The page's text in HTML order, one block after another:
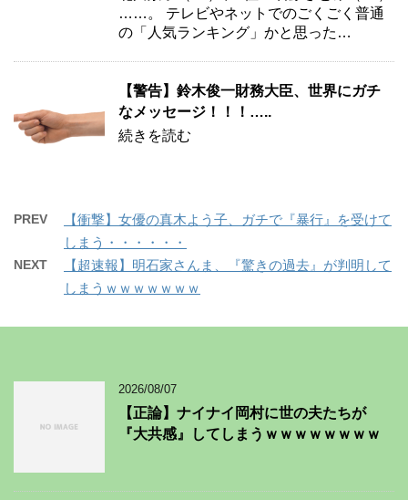
……。 テレビやネットでのごくごく普通
の「人気ランキング」かと思った…
【警告】鈴木俊一財務大臣、世界にガチ
なメッセージ！！！…..
続きを読む
PREV
【衝撃】女優の真木よう子、ガチで『暴行』を受けて
しまう・・・・・・
NEXT
【超速報】明石家さんま、『驚きの過去』が判明して
しまうｗｗｗｗｗｗｗ
2026/08/07
【正論】ナイナイ岡村に世の夫たちが
『大共感』してしまうｗｗｗｗｗｗｗｗ